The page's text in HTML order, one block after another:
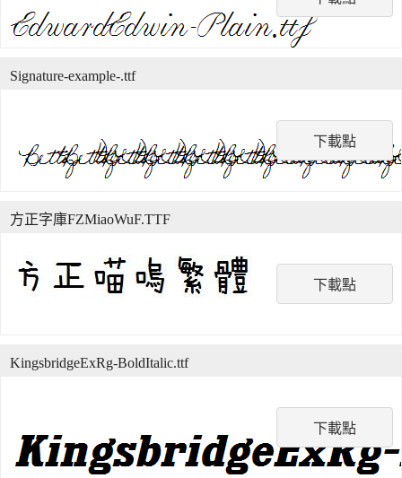
下載點
Signature-example-.ttf
下載點
方正字庫FZMiaoWuF.TTF
下載點
KingsbridgeExRg-BoldItalic.ttf